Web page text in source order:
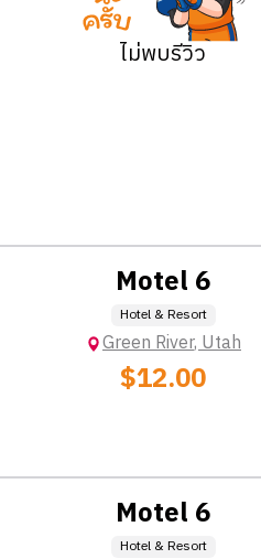
ไม่พบรีวิว
Motel 6
Hotel & Resort
Green River,Utah
$12.00
Motel 6
Hotel & Resort